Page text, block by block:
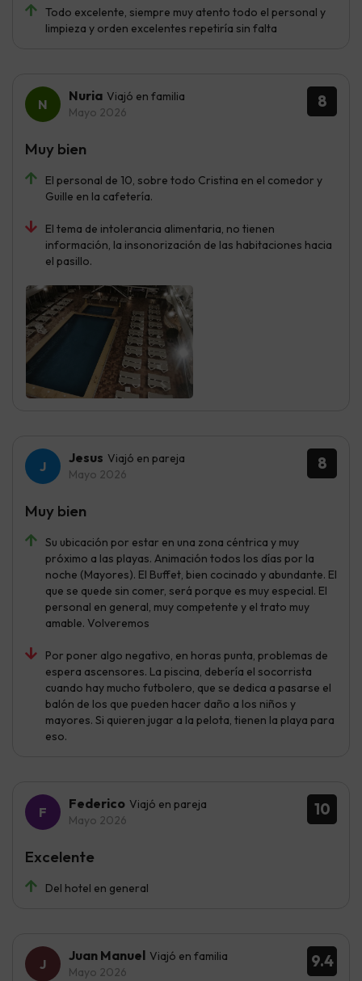
Todo excelente, siempre muy atento todo el personal y
limpieza y orden excelentes repetiría sin falta
8
Nuria Viajó en familia
Mayo 2026
El personal de 10, sobre todo Cristina en el comedor y
Guille en la cafetería.
El tema de intolerancia alimentaria, no tienen
información, la insonorización de las habitaciones hacia
el pasillo.
Muy bien
8
Jesus Viajó en pareja
Mayo 2026
Su ubicación por estar en una zona céntrica y muy
próximo a las playas. Animación todos los días por la
noche (Mayores). El Buffet, bien cocinado y abundante. El
que se quede sin comer, será porque es muy especial. El
personal en general, muy competente y el trato muy
amable. Volveremos
Por poner algo negativo, en horas punta, problemas de
espera ascensores. La piscina, debería el socorrista
cuando hay mucho futbolero, que se dedica a pasarse el
balón de los que pueden hacer daño a los niños y
mayores. Si quieren jugar a la pelota, tienen la playa para
eso.
Muy bien
10
Federico Viajó en pareja
Mayo 2026
Del hotel en general
Excelente
9.4
Juan Manuel Viajó en familia
Mayo 2026